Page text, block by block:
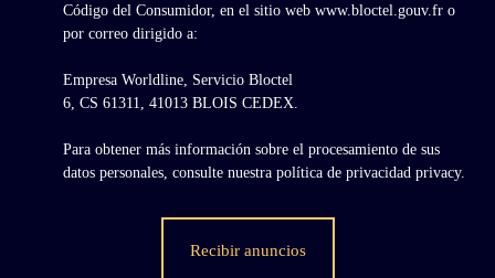
Código del Consumidor, en el sitio web www.bloctel.gouv.fr o
por correo dirigido a:
Empresa Worldline, Servicio Bloctel
6, CS 61311, 41013 BLOIS CEDEX.
Para obtener más información sobre el procesamiento de sus
datos personales, consulte nuestra política de privacidad privacy.
Recibir anuncios